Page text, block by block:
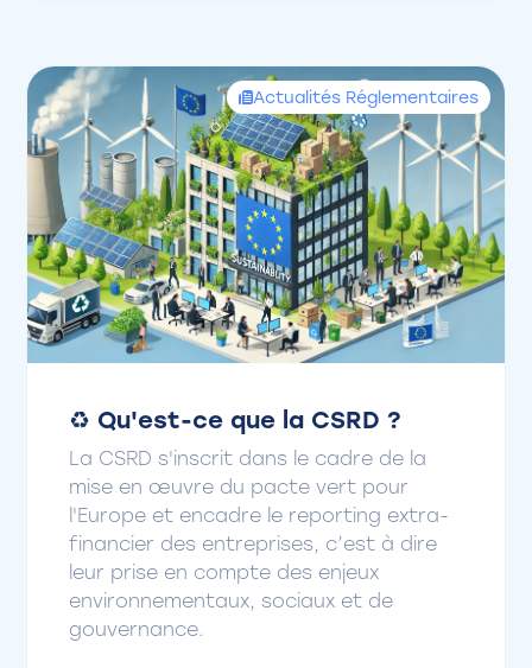
Actualités Réglementaires
♻️ Qu'est-ce que la CSRD ?
La CSRD s'inscrit dans le cadre de la
mise en œuvre du pacte vert pour
l'Europe et encadre le reporting extra-
financier des entreprises, c’est à dire
leur prise en compte des enjeux
environnementaux, sociaux et de
gouvernance.